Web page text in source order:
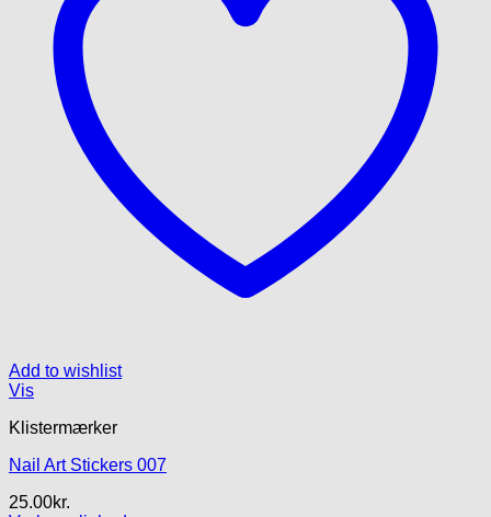
varesiden
Add to wishlist
Vis
Klistermærker
Nail Art Stickers 007
25.00kr.